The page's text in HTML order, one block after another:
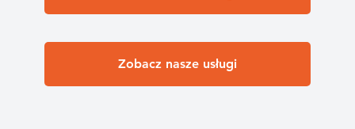
Zobacz nasze usługi